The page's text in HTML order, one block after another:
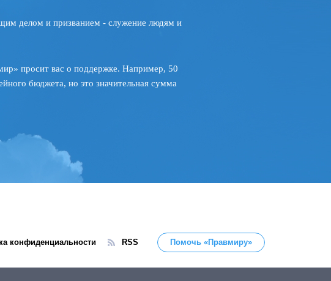
делом и призванием - служение людям и
просит вас о поддержке. Например, 50
бюджета, но это значительная сумма
конфиденциальности RSS Помочь «Правмиру»